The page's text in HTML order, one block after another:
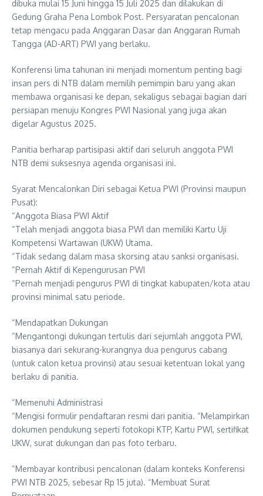
dibuka mulai 15 Juni hingga 15 Juli 2025 dan dilakukan di
Gedung Graha Pena Lombok Post. Persyaratan pencalonan
tetap mengacu pada Anggaran Dasar dan Anggaran Rumah
Tangga (AD-ART) PWI yang berlaku.
Konferensi lima tahunan ini menjadi momentum penting bagi
insan pers di NTB dalam memilih pemimpin baru yang akan
membawa organisasi ke depan, sekaligus sebagai bagian dari
persiapan menuju Kongres PWI Nasional yang juga akan
digelar Agustus 2025.
Panitia berharap partisipasi aktif dari seluruh anggota PWI
NTB demi suksesnya agenda organisasi ini.
Syarat Mencalonkan Diri sebagai Ketua PWI (Provinsi maupun
Pusat):
“Anggota Biasa PWI Aktif
“Telah menjadi anggota biasa PWI dan memiliki Kartu Uji
Kompetensi Wartawan (UKW) Utama.
“Tidak sedang dalam masa skorsing atau sanksi organisasi.
“Pernah Aktif di Kepengurusan PWI
“Pernah menjadi pengurus PWI di tingkat kabupaten/kota atau
provinsi minimal satu periode.
“Mendapatkan Dukungan
“Mengantongi dukungan tertulis dari sejumlah anggota PWI,
biasanya dari sekurang-kurangnya dua pengurus cabang
(untuk calon ketua provinsi) atau sesuai ketentuan lokal yang
berlaku di panitia.
“Memenuhi Administrasi
“Mengisi formulir pendaftaran resmi dari panitia. “Melampirkan
dokumen pendukung seperti fotokopi KTP, Kartu PWI, sertifikat
UKW, surat dukungan dan pas foto terbaru.
“Membayar kontribusi pencalonan (dalam konteks Konferensi
PWI NTB 2025, sebesar Rp 15 juta). “Membuat Surat